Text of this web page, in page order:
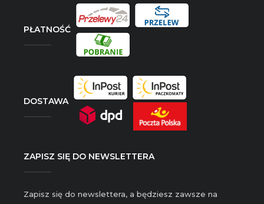
PŁATNOŚĆ
DOSTAWA
ZAPISZ SIĘ DO NEWSLETTERA
Zapisz się do newslettera, a będziesz zawsze na